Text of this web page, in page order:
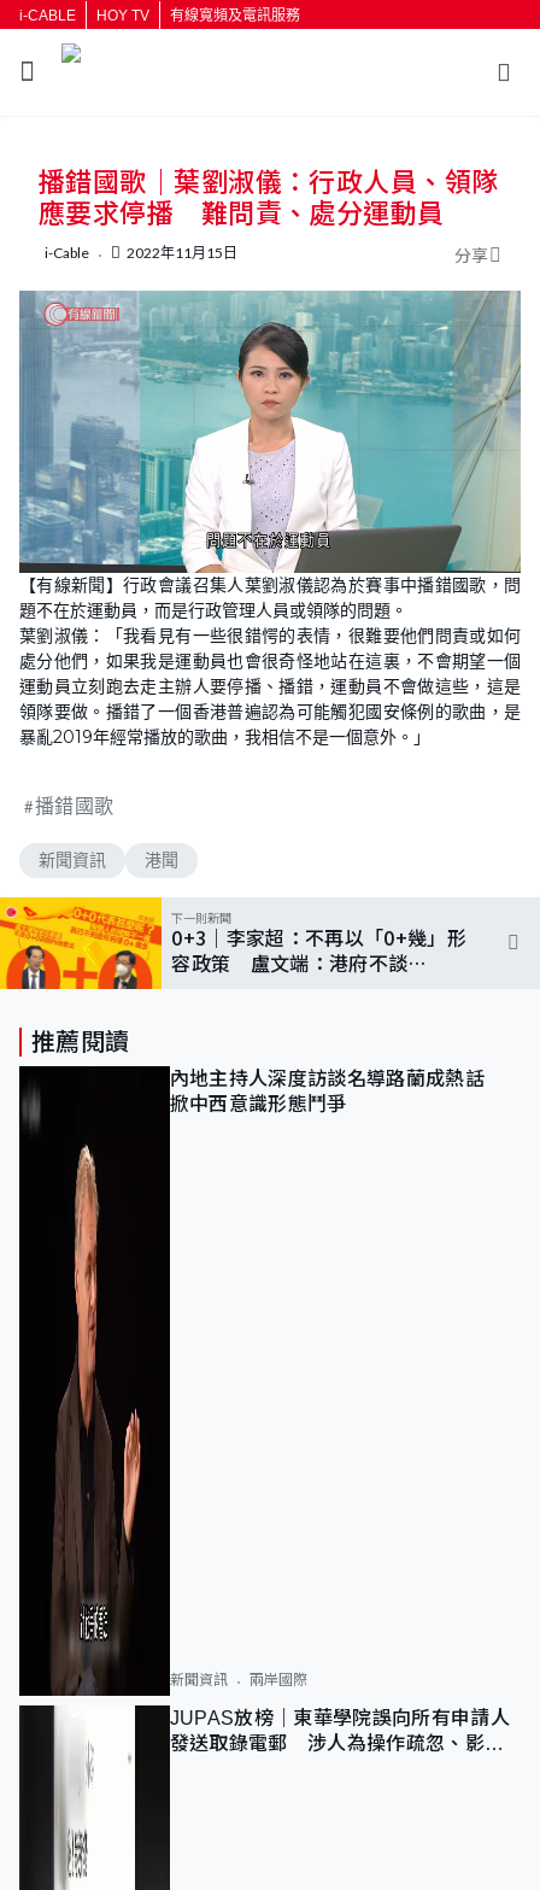
i-CABLE HOY TV 有線寬頻及電訊服務
按輸入鍵開始搜尋
播錯國歌｜葉劉淑儀：行政人員、領隊
應要求停播 難問責、處分運動員
i-Cable 2022年11月15日 分享
U
n
m
u
t
L
o
a
d
e
d
:
9
6
.
0
7
%
【有線新聞】行政會議召集人葉劉淑儀認為於賽事中播錯國歌，問
題不在於運動員，而是行政管理人員或領隊的問題。
葉劉淑儀：「我看見有一些很錯愕的表情，很難要他們問責或如何
處分他們，如果我是運動員也會很奇怪地站在這裏，不會期望一個
運動員立刻跑去走主辦人要停播、播錯，運動員不會做這些，這是
領隊要做。播錯了一個香港普遍認為可能觸犯國安條例的歌曲，是
暴亂2019年經常播放的歌曲，我相信不是一個意外。」
播錯國歌
新聞資訊 港聞
下一則新聞
0+3｜李家超：不再以「0+幾」形
容政策 盧文端：港府不談
推薦閱讀
內地主持人深度訪談名導路蘭成熱話
掀中西意識形態鬥爭
新聞資訊 兩岸國際
JUPAS放榜｜東華學院誤向所有申請人
發送取錄電郵 涉人為操作疏忽、影響